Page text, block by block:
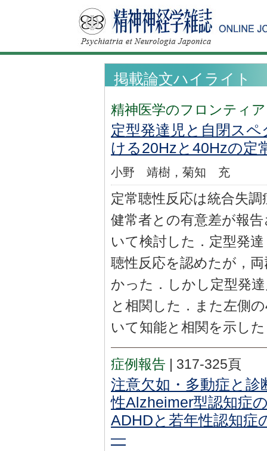
掲載論文ハイライト
精神医学のフロンティア
定型発達児と自閉ス
ける20Hzと40Hzの定
小野 靖樹，菊知 充
定常聴性反応は統合失
健常者との有意差が報
いて検討した．定型発
聴性反応を認めたが，
かった．しかし定型発
と相関した．また左側
いて知能と相関を示し
症例報告 317-325頁
注意欠如・多動症と
性Alzheimer型認知症
ADHDと若年性認知症
―